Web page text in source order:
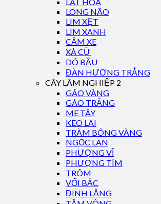
LÁT HOA
LONG NÃO
LIM XẸT
LIM XANH
CĂM XE
XÀ CỪ
DÓ BẦU
ĐÀN HƯƠNG TRẮNG
CÂY LÂM NGHIỆP 2
GÁO VÀNG
GÁO TRẮNG
ME TÂY
KEO LAI
TRÀM BÔNG VÀNG
NGỌC LAN
PHƯỢNG VĨ
PHƯỢNG TÍM
TRÔM
VỐI BẮC
ĐINH LĂNG